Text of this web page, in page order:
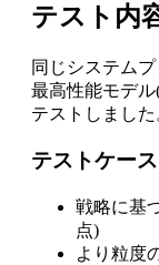
テスト内
同じシステム
最高性能モデ
テストしました
テストケー
戦略に基
点)
より粒度